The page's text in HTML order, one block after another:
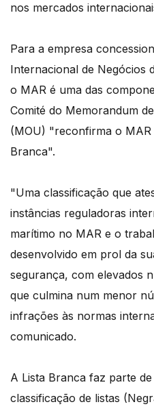
nos mercados
Para a empresa
Internacional de Negócios
o MAR é uma das
Comité do Memorandum
(MOU) "reconfirma o MAR
Branca".
"Uma classificação que
instâncias reguladoras
marítimo no MAR e o
desenvolvido em prol da
segurança, com elevados
que culmina num menor
infrações às normas
comunicado.
A Lista Branca faz parte
classificação de listas